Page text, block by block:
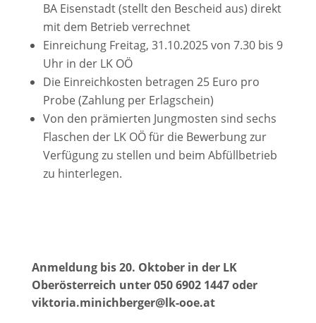
BA Eisenstadt (stellt den Bescheid aus) direkt
mit dem Betrieb verrechnet
Einreichung Freitag, 31.10.2025 von 7.30 bis 9
Uhr in der LK OÖ
Die Einreichkosten betragen 25 Euro pro
Probe (Zahlung per Erlagschein)
Von den prämierten Jungmosten sind sechs
Flaschen der LK OÖ für die Bewerbung zur
Verfügung zu stellen und beim Abfüllbetrieb
zu hinterlegen.
Anmeldung bis 20. Oktober in der LK
Oberösterreich unter 050 6902 1447 oder
viktoria.minichberger@lk-ooe.at